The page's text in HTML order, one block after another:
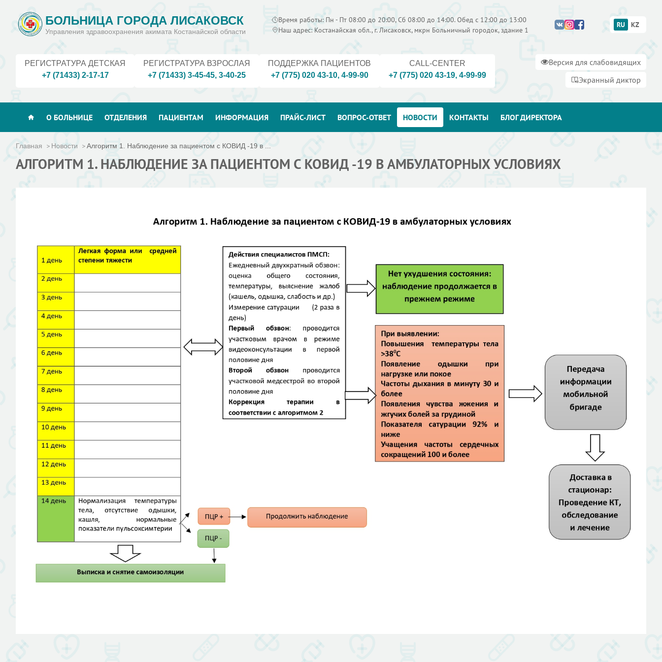
БОЛЬНИЦА ГОРОДА ЛИСАКОВСК
Управления здравоохранения акимата Костанайской области
Время работы: Пн - Пт 08:00 до 20:00, Сб 08:00 до 14:00. Обед с 12:00 до 13:00
Наш адрес: Костанайская обл., г. Лисаковск, мкрн Больничный городок, здание 1
RU KZ
РЕГИСТРАТУРА ДЕТСКАЯ
+7 (71433) 2-17-17
РЕГИСТРАТУРА ВЗРОСЛАЯ
+7 (71433) 3-45-45, 3-40-25
ПОДДЕРЖКА ПАЦИЕНТОВ
+7 (775) 020 43-10, 4-99-90
CALL-CENTER
+7 (775) 020 43-19, 4-99-99
Версия для слабовидящих
Экранный диктор
О БОЛЬНИЦЕ ОТДЕЛЕНИЯ ПАЦИЕНТАМ ИНФОРМАЦИЯ ПРАЙС-ЛИСТ ВОПРОС-ОТВЕТ НОВОСТИ КОНТАКТЫ БЛОГ ДИРЕКТОРА
Главная Новости Алгоритм 1. Наблюдение за пациентом с КОВИД -19 в ...
АЛГОРИТМ 1. НАБЛЮДЕНИЕ ЗА ПАЦИЕНТОМ С КОВИД -19 В АМБУЛАТОРНЫХ УСЛОВИЯХ